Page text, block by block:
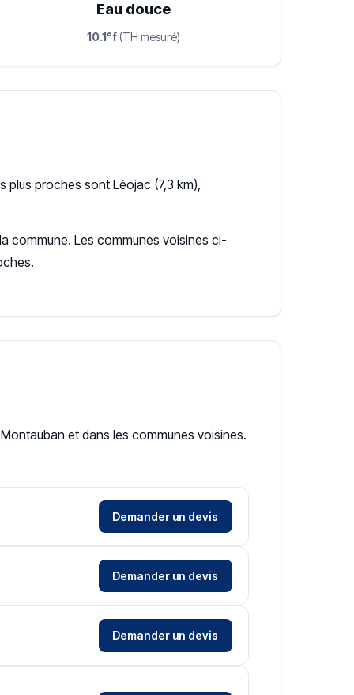
Eau douce
10.1°f (TH mesuré)
plus proches sont Léojac (7,3 km),
commune. Les communes voisines ci-
et dans les communes voisines.
Demander un devis
Demander un devis
Demander un devis